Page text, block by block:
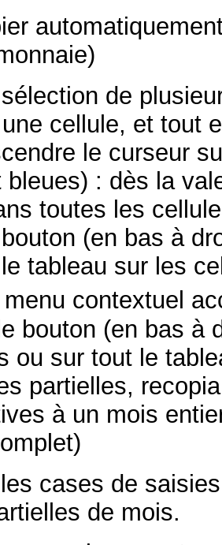
de
cellule, et tout
le curseur
bleues) : dès la
toutes les
(en bas à
tableau sur les
contextuel
bouton (en bas à
ou sur tout le
partielles,
à un mois
cases de
de mois.